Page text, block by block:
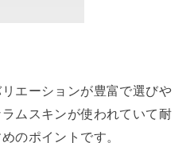
エーションが豊富で選びや
ムスキンが使われていて耐
のポイントです。